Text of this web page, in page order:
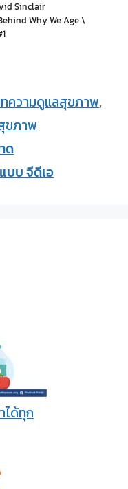
Sinclair
Why We Age \
ความดูแลสุขภาพ,
ขภาพ
ด
บบ จีดีเอ
ได้ทุก